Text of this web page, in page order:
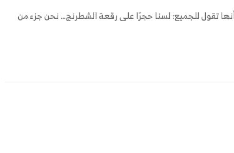
تقول للجميع: لسنا حجرًا على رقعة الشطرنج… نحن جزء من